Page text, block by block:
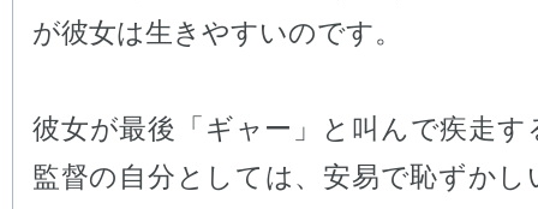
が彼女は生きやすいのです。
彼女が最後「ギャー」と叫んで疾走す
監督の自分としては、安易で恥ずかし